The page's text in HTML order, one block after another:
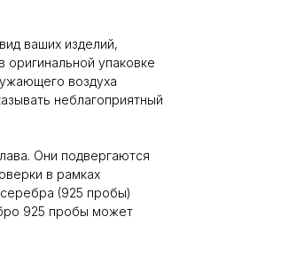
ваших изделий,
упаковке
воздуха
неблагоприятный
Они подвергаются
в рамках
(925 пробы)
925 пробы может